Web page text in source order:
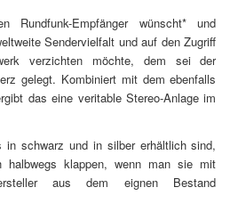
Rundfunk-Empfänger wünscht* und
Sendervielfalt und auf den Zugriff
verzichten möchte, dem sei der
gelegt. Kombiniert mit dem ebenfalls
das eine veritable Stereo-Anlage im
in schwarz und in silber erhältlich sind,
klappen, wenn man sie mit
aus dem eignen Bestand